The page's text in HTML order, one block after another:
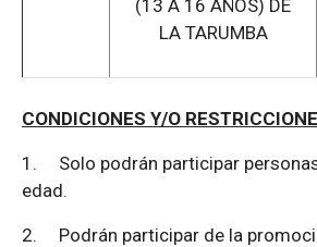
(13 A 16 AÑOS) DE
LA TARUMBA
CONDICIONES Y/O
1. Solo podrán participar
edad.
2. Podrán participar de la